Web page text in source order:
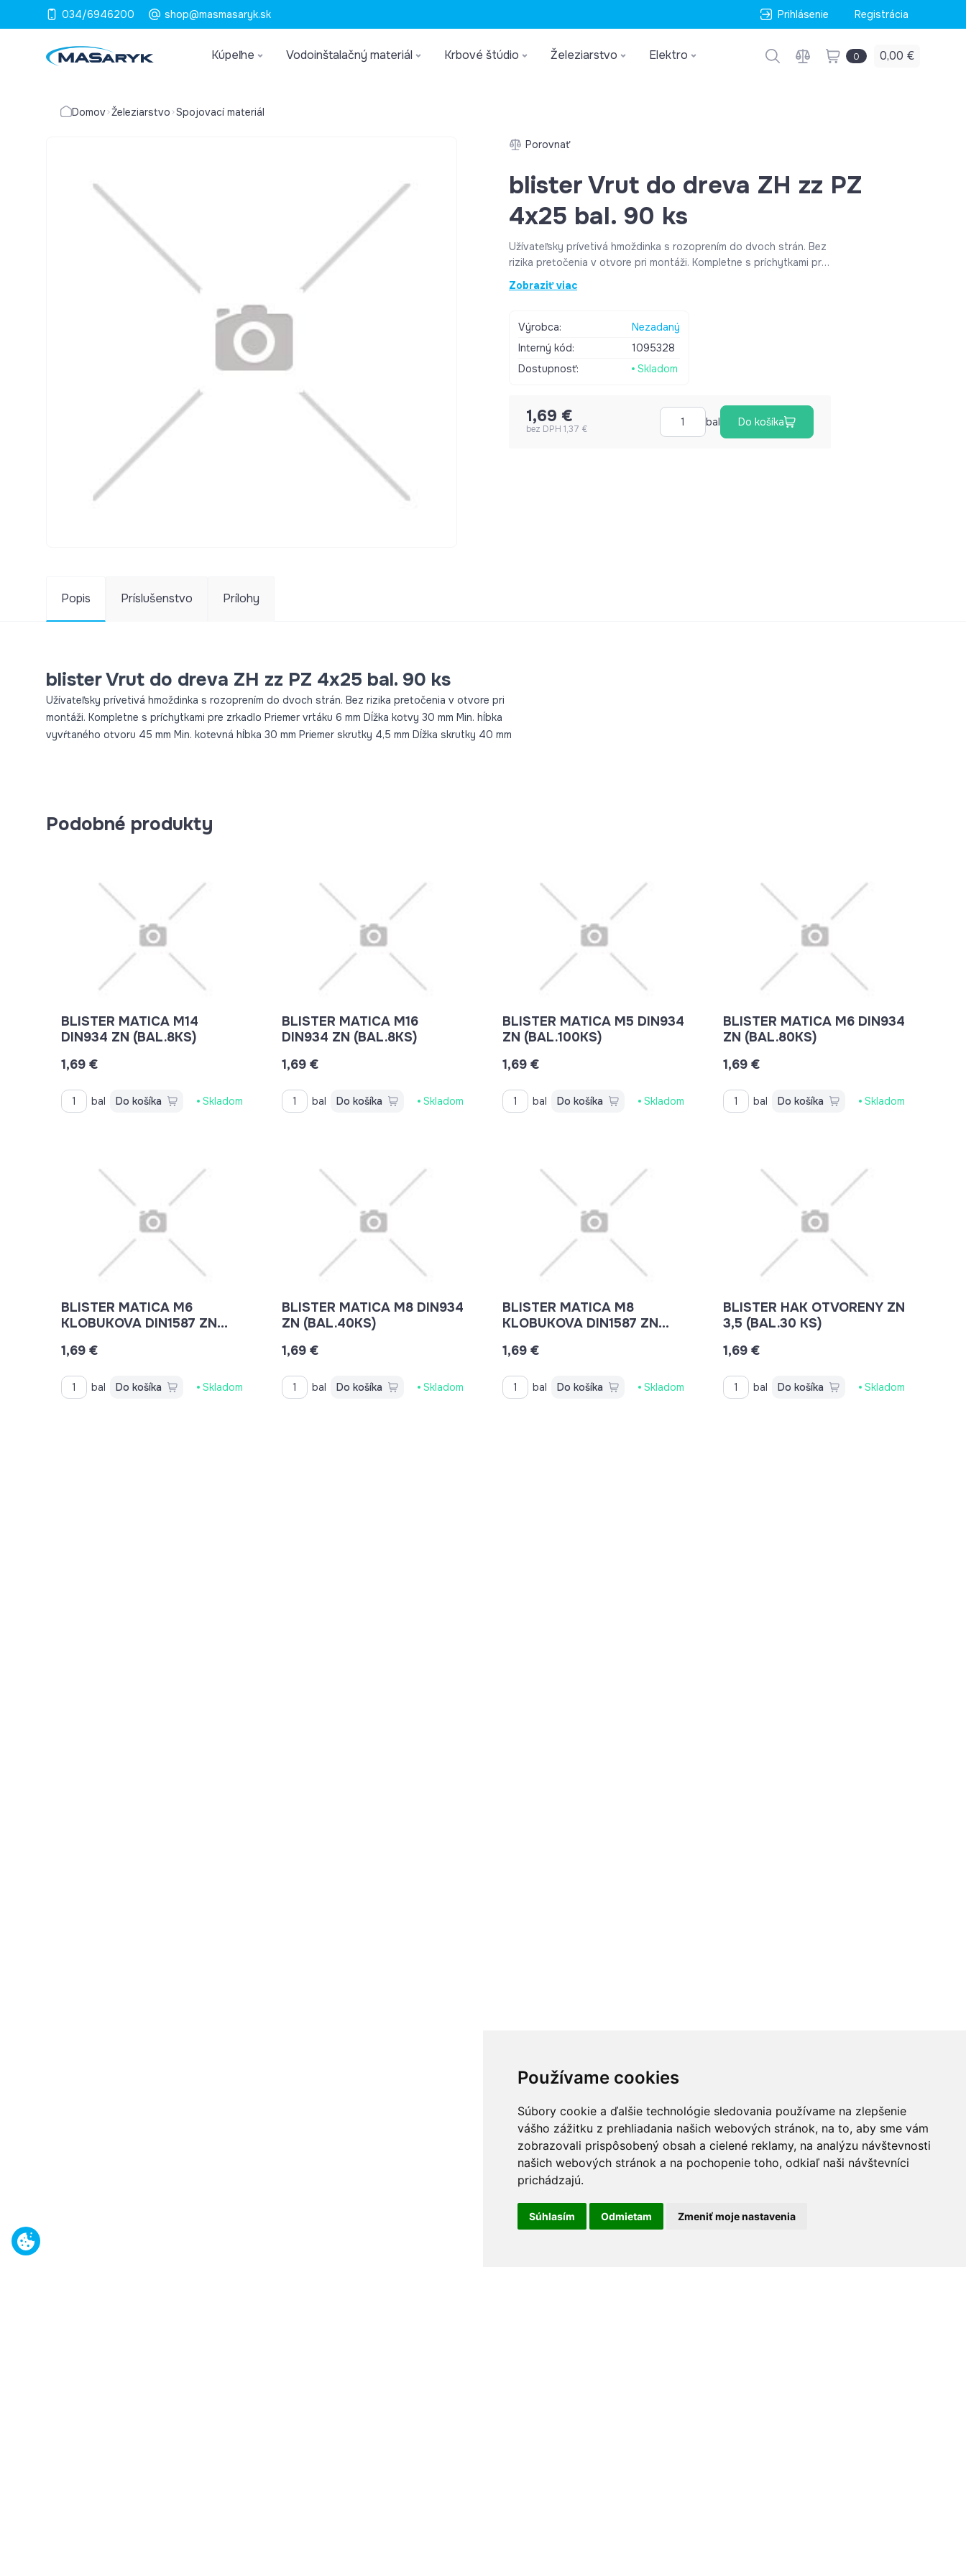
Používame cookies
Súbory cookie a ďalšie technológie sledovania používame na zlepšenie
vášho zážitku z prehliadania našich webových stránok, na to, aby sme vám
zobrazovali prispôsobený obsah a cielené reklamy, na analýzu návštevnosti
našich webových stránok a na pochopenie toho, odkiaľ naši návštevníci
prichádzajú.
Súhlasím Odmietam Zmeniť moje nastavenia
034/6946200 shop@masmasaryk.sk Prihlásenie Registrácia
Kúpeľne Vodoinštalačný materiál Krbové štúdio Železiarstvo Elektro 0 0,00 €
Domov Železiarstvo Spojovací materiál
Porovnať
blister Vrut do dreva ZH zz PZ
4x25 bal. 90 ks
Užívateľsky prívetivá hmoždinka s rozoprením do dvoch strán. Bez
rizika pretočenia v otvore pri montáži. Kompletne s príchytkami pre
zrkadlo Priemer vrtáku 6 mm Dĺžka kotvy 30 mm Min. hĺbka
vyvŕtaného otvoru 45 mm Min. kotevná hĺbka 30 mm Priemer
Zobraziť viac
Výrobca:
Nezadaný
Interný kód:
1095328
Dostupnosť:
Skladom
1,69 €
bez DPH 1,37 €
bal Do košíka
Popis Príslušenstvo Prílohy
blister Vrut do dreva ZH zz PZ 4x25 bal. 90 ks
Užívateľsky prívetivá hmoždinka s rozoprením do dvoch strán. Bez rizika pretočenia v otvore pri
montáži. Kompletne s príchytkami pre zrkadlo Priemer vrtáku 6 mm Dĺžka kotvy 30 mm Min. hĺbka
vyvŕtaného otvoru 45 mm Min. kotevná hĺbka 30 mm Priemer skrutky 4,5 mm Dĺžka skrutky 40 mm
Podobné produkty
BLISTER MATICA M14
DIN934 ZN (BAL.8KS)
1,69 €
bal Do košíka Skladom
BLISTER MATICA M16
DIN934 ZN (BAL.8KS)
1,69 €
bal Do košíka Skladom
BLISTER MATICA M5 DIN934
ZN (BAL.100KS)
1,69 €
bal Do košíka Skladom
BLISTER MATICA M6 DIN934
ZN (BAL.80KS)
1,69 €
bal Do košíka Skladom
BLISTER MATICA M6
KLOBUKOVA DIN1587 ZN
1,69 €
bal Do košíka Skladom
BLISTER MATICA M8 DIN934
ZN (BAL.40KS)
1,69 €
bal Do košíka Skladom
BLISTER MATICA M8
KLOBUKOVA DIN1587 ZN
1,69 €
bal Do košíka Skladom
BLISTER HAK OTVORENY ZN
3,5 (BAL.30 KS)
1,69 €
bal Do košíka Skladom